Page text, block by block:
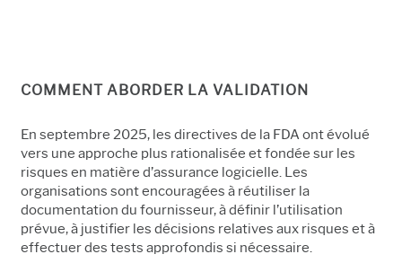
COMMENT ABORDER LA VALIDATION
En septembre 2025, les directives de la FDA ont évolué
vers une approche plus rationalisée et fondée sur les
risques en matière d’assurance logicielle. Les
organisations sont encouragées à réutiliser la
documentation du fournisseur, à définir l’utilisation
prévue, à justifier les décisions relatives aux risques et à
effectuer des tests approfondis si nécessaire.